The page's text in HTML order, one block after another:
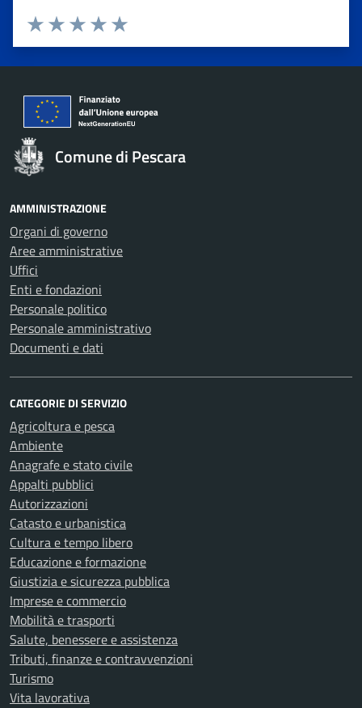
Valuta 5 stelle su 5
Valuta 4 stelle su 5
Valuta 3 stelle su 5
Valuta 2 stelle su 5
Valuta 1 stelle su 5
Comune di Pescara
AMMINISTRAZIONE
Organi di governo
Aree amministrative
Uffici
Enti e fondazioni
Personale politico
Personale amministrativo
Documenti e dati
CATEGORIE DI SERVIZIO
Agricoltura e pesca
Ambiente
Anagrafe e stato civile
Appalti pubblici
Autorizzazioni
Catasto e urbanistica
Cultura e tempo libero
Educazione e formazione
Giustizia e sicurezza pubblica
Imprese e commercio
Mobilità e trasporti
Salute, benessere e assistenza
Tributi, finanze e contravvenzioni
Turismo
Vita lavorativa